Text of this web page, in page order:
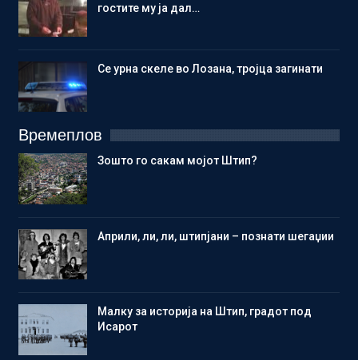
гостите му ја дал…
Се урна скеле во Лозана, тројца загинати
Времеплов
Зошто го сакам мојот Штип?
Aприли, ли, ли, штипјани – познати шегаџии
Малку за историја на Штип, градот под
Исарот